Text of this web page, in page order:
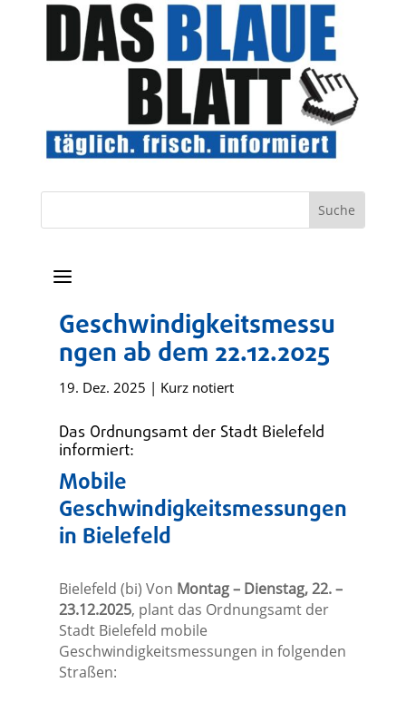
a
Geschwindigkeitsmessu
ngen ab dem 22.12.2025
19. Dez. 2025 | Kurz notiert
Das Ordnungsamt der Stadt Bielefeld
informiert:
Mobile
Geschwindigkeitsmessungen
in Bielefeld
Bielefeld (bi) Von Montag – Dienstag, 22. –
23.12.2025, plant das Ordnungsamt der
Stadt Bielefeld mobile
Geschwindigkeitsmessungen in folgenden
Straßen: